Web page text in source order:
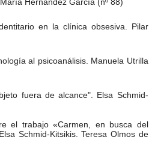
en la clínica obsesiva. Pilar
al psicoanálisis. Manuela Utrilla
fuera de alcance". Elsa Schmid-
el trabajo «Carmen, en busca del
Schmid-Kitsikis. Teresa Olmos de